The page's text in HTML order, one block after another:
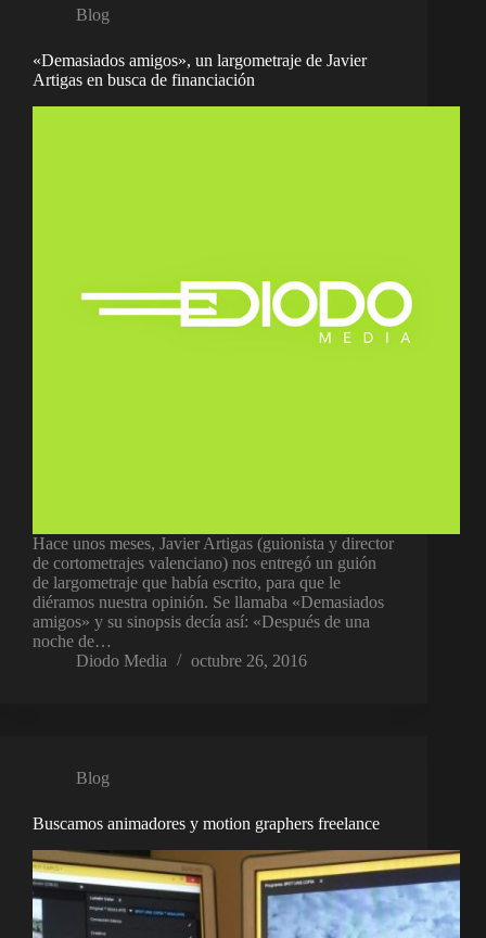
Blog
«Demasiados amigos», un largometraje de Javier
Artigas en busca de financiación
Hace unos meses, Javier Artigas (guionista y director
de cortometrajes valenciano) nos entregó un guión
de largometraje que había escrito, para que le
diéramos nuestra opinión. Se llamaba «Demasiados
amigos» y su sinopsis decía así: «Después de una
noche de…
Diodo Media
octubre 26, 2016
Blog
Buscamos animadores y motion graphers freelance